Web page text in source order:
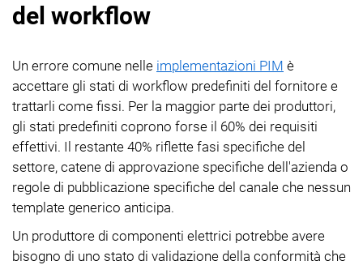
del workflow
Un errore comune nelle implementazioni PIM è
accettare gli stati di workflow predefiniti del fornitore e
trattarli come fissi. Per la maggior parte dei produttori,
gli stati predefiniti coprono forse il 60% dei requisiti
effettivi. Il restante 40% riflette fasi specifiche del
settore, catene di approvazione specifiche dell'azienda o
regole di pubblicazione specifiche del canale che nessun
template generico anticipa.
Un produttore di componenti elettrici potrebbe avere
bisogno di uno stato di validazione della conformità che